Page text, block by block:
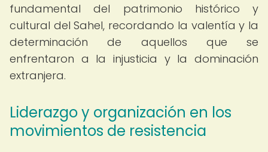
fundamental del patrimonio histórico y
cultural del Sahel, recordando la valentía y la
determinación de aquellos que se
enfrentaron a la injusticia y la dominación
extranjera.
Liderazgo y organización en los
movimientos de resistencia